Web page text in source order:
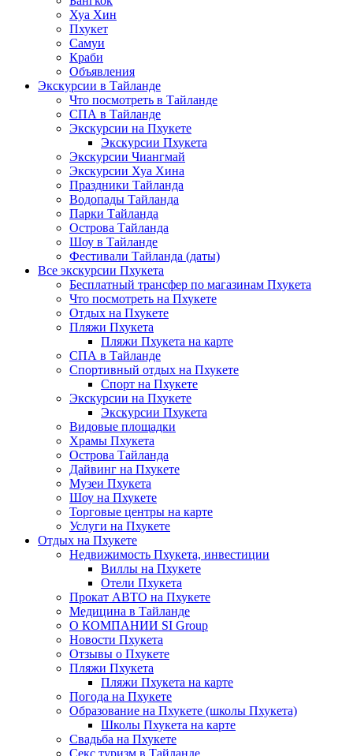
Хуа Хин
Пхукет
Самуи
Краби
Объявления
Экскурсии в Тайланде
Что посмотреть в Тайланде
СПА в Тайланде
Экскурсии на Пхукете
Экскурсии Пхукета
Экскурсии Чиангмай
Экскурсии Хуа Хина
Праздники Тайланда
Водопады Тайланда
Парки Тайланда
Острова Тайланда
Шоу в Тайланде
Фестивали Тайланда (даты)
Все экскурсии Пхукета
Бесплатный трансфер по магазинам Пхукета
Что посмотреть на Пхукете
Отдых на Пхукете
Пляжи Пхукета
Пляжи Пхукета на карте
СПА в Тайланде
Спортивный отдых на Пхукете
Спорт на Пхукете
Экскурсии на Пхукете
Экскурсии Пхукета
Видовые площадки
Храмы Пхукета
Острова Тайланда
Дайвинг на Пхукете
Музеи Пхукета
Шоу на Пхукете
Торговые центры на карте
Услуги на Пхукете
Отдых на Пхукете
Недвижимость Пхукета, инвестиции
Виллы на Пхукете
Отели Пхукета
Прокат АВТО на Пхукете
Медицина в Тайланде
О КОМПАНИИ SI Group
Новости Пхукета
Отзывы о Пхукете
Пляжи Пхукета
Пляжи Пхукета на карте
Погода на Пхукете
Образование на Пхукете (школы Пхукета)
Школы Пхукета на карте
Свадьба на Пхукете
Секс туризм в Тайланде